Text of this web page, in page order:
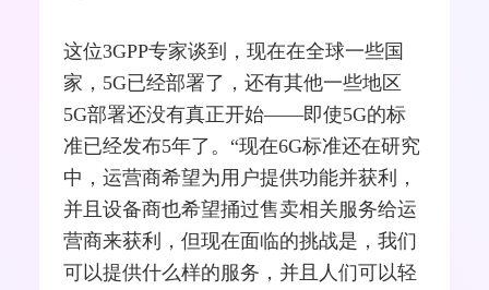
这位3GPP专家谈到，现在在全球一些国
家，5G已经部署了，还有其他一些地区
5G部署还没有真正开始——即使5G的标
准已经发布5年了。“现在6G标准还在研究
中，运营商希望为用户提供功能并获利，
并且设备商也希望捅过售卖相关服务给运
营商来获利，但现在面临的挑战是，我们
可以提供什么样的服务，并且人们可以轻